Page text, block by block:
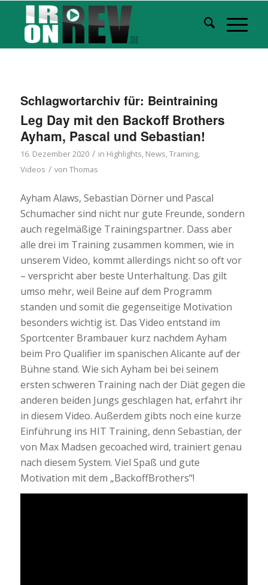
Schlagwortarchiv für: Beintraining
Leg Day mit den Backoff Brothers
Ayham, Pascal und Sebastian!
16. Dezember 2020 / in Highlights, News,Training,
Videos / von Thomas
Ayham Alaws, Sebastian Dörner und Pascal
Schumacher sind nicht nur gute Freunde, sondern
auch regelmäßige Trainingspartner. Dass aber
alle drei im Training zusammen kommen, wie in
unserem Video, kommt allerdings nicht so oft vor
– verspricht aber beste Unterhaltung. Das gilt
umso mehr, weil Beine auf dem Programm
standen und somit die gegenseitige Motivation
besonders wichtig ist. Das Video entstand im
Sportcenter Brambauer kurz nachdem Ayham
beim Pro Qualifier im spanischen Alicante auf der
Bühne stand. Wie sich Ayham bei bei seinem
ersten schweren Training nach der Diät gegen die
anderen beiden Jungs geschlagen hat, erfahrt ihr
in diesem Video. Außerdem gibts noch eine kurze
Einführung ins HIT Training, denn Sebastian, der
von Max Madsen gecoached wird, trainiert genau
nach diesem System. Viel Spaß und gute
Motivation mit dem „BackoffBrothers“!